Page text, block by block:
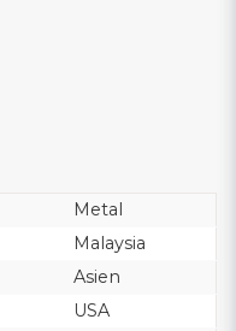
Metal
Malaysia
Asien
USA